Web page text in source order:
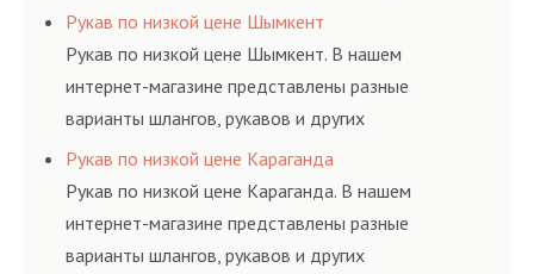
соответствующих ГОСТам, техническим условиям
и нормативам.
Рукав по низкой цене Шымкент
Рукав по низкой цене Шымкент. В нашем
интернет-магазине представлены разные
варианты шлангов, рукавов и других
резинотехнических изделий, соответствующих
ГОСТам, техническим условиям и нормативам.
Рукав по низкой цене Караганда
Рукав по низкой цене Караганда. В нашем
интернет-магазине представлены разные
варианты шлангов, рукавов и других